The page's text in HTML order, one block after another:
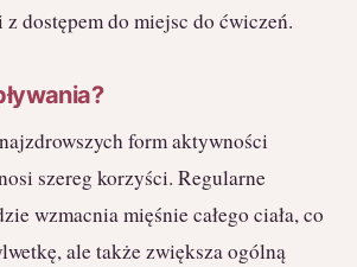
dostępem do miejsc do ćwiczeń.
form aktywności
szereg korzyści. Regularne
wzmacnia mięśnie całego ciała, co
ale także zwiększa ogólną